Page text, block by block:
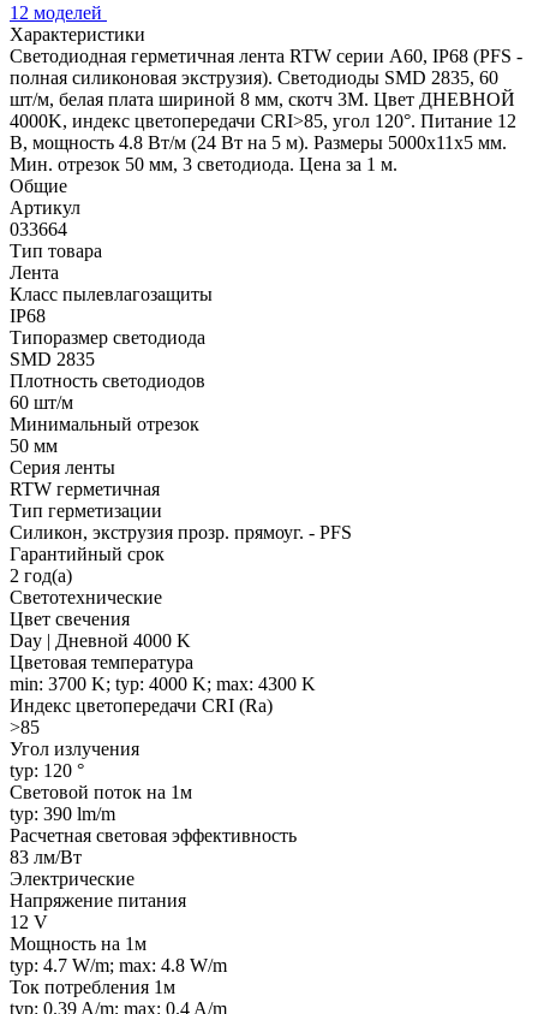
12 моделей
Характеристики
Светодиодная герметичная лента RTW серии A60, IP68 (PFS -
полная силиконовая экструзия). Светодиоды SMD 2835, 60
шт/м, белая плата шириной 8 мм, скотч 3M. Цвет ДНЕВНОЙ
4000K, индекс цветопередачи CRI>85, угол 120°. Питание 12
В, мощность 4.8 Вт/м (24 Вт на 5 м). Размеры 5000x11x5 мм.
Мин. отрезок 50 мм, 3 светодиода. Цена за 1 м.
Общие
Артикул
033664
Тип товара
Лента
Класс пылевлагозащиты
IP68
Типоразмер светодиода
SMD 2835
Плотность светодиодов
60 шт/м
Минимальный отрезок
50 мм
Серия ленты
RTW герметичная
Тип герметизации
Силикон, экструзия прозр. прямоуг. - PFS
Гарантийный срок
2 год(а)
Светотехнические
Цвет свечения
Day | Дневной 4000 K
Цветовая температура
min: 3700 K; typ: 4000 K; max: 4300 K
Индекс цветопередачи CRI (Ra)
>85
Угол излучения
typ: 120 °
Световой поток на 1м
typ: 390 lm/m
Расчетная световая эффективность
83 лм/Вт
Электрические
Напряжение питания
12 V
Мощность на 1м
typ: 4.7 W/m; max: 4.8 W/m
Ток потребления 1м
typ: 0.39 A/m; max: 0.4 A/m